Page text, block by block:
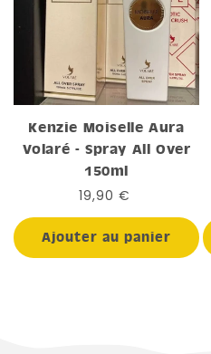
Kenzie Moiselle Aura
Volaré - Spray All Over
150ml
Prix
habituel
19,90 €
Ajouter au panier